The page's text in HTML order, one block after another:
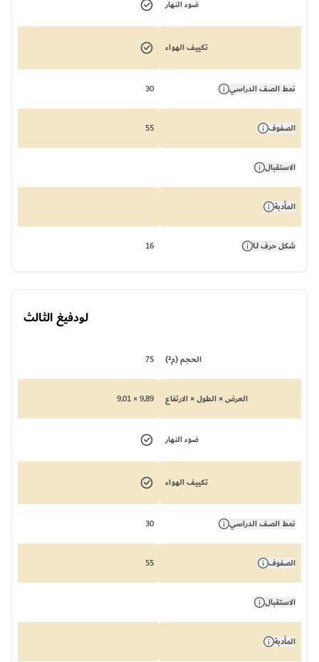
ضوء النهار
تكييف الهواء
نمط الصف الدراسي 30
الصفوف 55
الاستقبال
المأدبة
شكل حرف U 16
لودفيغ الثالث
الحجم (م²) 75
العرض × الطول × الارتفاع 9,89 × 9,01
ضوء النهار
تكييف الهواء
نمط الصف الدراسي 30
الصفوف 55
الاستقبال
المأدبة